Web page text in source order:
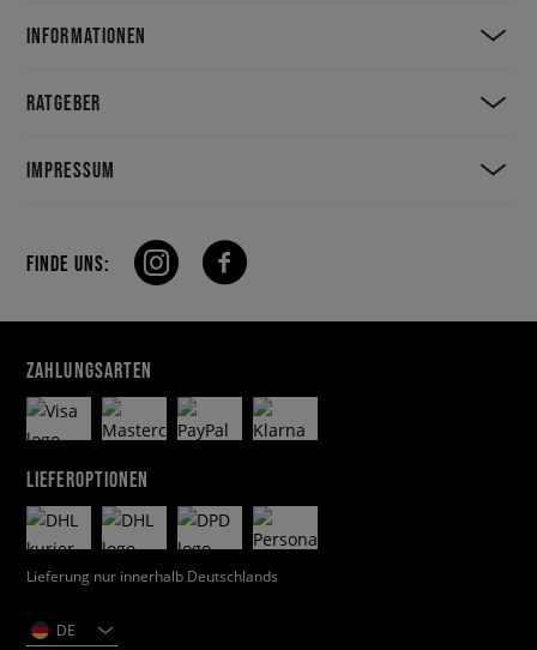
INFORMATIONEN
RATGEBER
IMPRESSUM
FINDE UNS:
ZAHLUNGSARTEN
LIEFEROPTIONEN
Lieferung nur innerhalb Deutschlands
DE